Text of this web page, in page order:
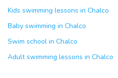
Kids swimming lessons in Chalco
Baby swimming in Chalco
Swim school in Chalco
Adult swimming lessons in Chalco